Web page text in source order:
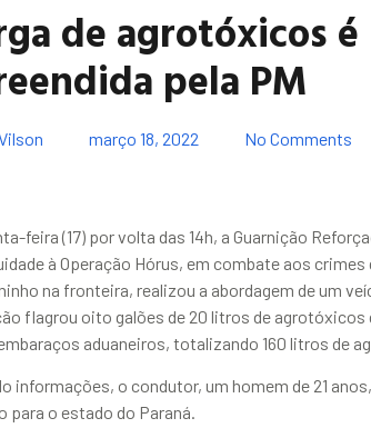
de agrotóxicos é
pela PM
março 18, 2022 No Comments
feira (17) por volta das 14h, a Guarnição
à Operação Hórus, em combate aos crimes
na fronteira, realizou a abordagem de um
flagrou oito galões de 20 litros de agrotóxicos
aduaneiros, totalizando 160 litros de
informações, o condutor, um homem de 21
para o estado do Paraná.